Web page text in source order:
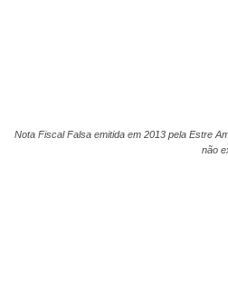
Nota Fiscal Falsa emitida em 2013 pela Estre
não